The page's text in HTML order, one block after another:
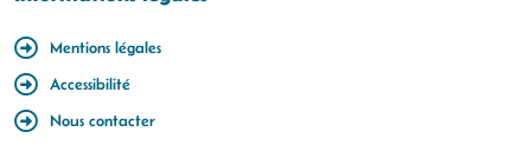
Mentions légales
Accessibilité
Nous contacter